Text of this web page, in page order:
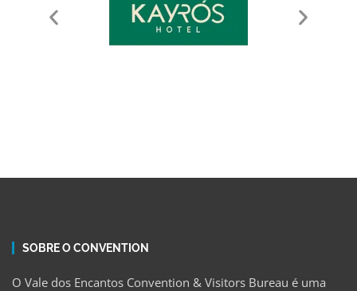
SOBRE O CONVENTION
O Vale dos Encantos Convention & Visitors Bureau é uma